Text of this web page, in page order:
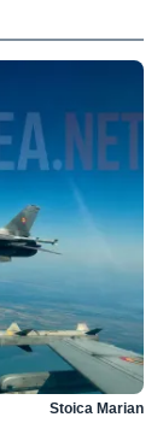
Stoica Marian